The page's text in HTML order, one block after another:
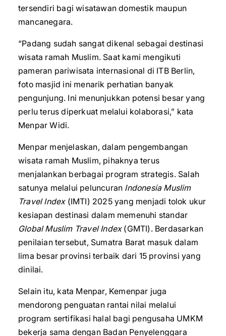
tersendiri bagi wisatawan domestik maupun
mancanegara.
“Padang sudah sangat dikenal sebagai destinasi
wisata ramah Muslim. Saat kami mengikuti
pameran pariwisata internasional di ITB Berlin,
foto masjid ini menarik perhatian banyak
pengunjung. Ini menunjukkan potensi besar yang
perlu terus diperkuat melalui kolaborasi,” kata
Menpar Widi.
Menpar menjelaskan, dalam pengembangan
wisata ramah Muslim, pihaknya terus
menjalankan berbagai program strategis. Salah
satunya melalui peluncuran Indonesia Muslim
Travel Index(IMTI) 2025 yang menjadi tolok ukur
kesiapan destinasi dalam memenuhi standar
Global Muslim Travel Index(GMTI). Berdasarkan
penilaian tersebut, Sumatra Barat masuk dalam
lima besar provinsi terbaik dari 15 provinsi yang
dinilai.
Selain itu, kata Menpar, Kemenpar juga
mendorong penguatan rantai nilai melalui
program sertifikasi halal bagi pengusaha UMKM
bekerja sama dengan Badan Penyelenggara